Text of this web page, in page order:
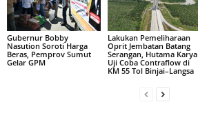
Gubernur Bobby
Nasution Soroti Harga
Beras, Pemprov Sumut
Gelar GPM
Lakukan Pemeliharaan
Oprit Jembatan Batang
Serangan, Hutama Karya
Uji Coba Contraflow di
KM 55 Tol Binjai–Langsa